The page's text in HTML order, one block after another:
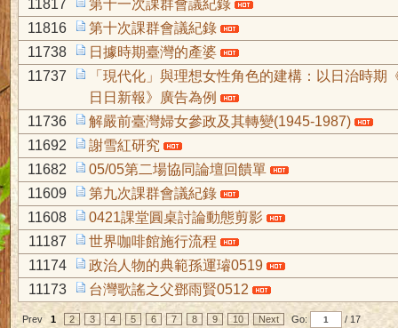
11817
第十一次課群會議紀錄
11816
第十次課群會議紀錄
11738
日據時期臺灣的產婆
11737
「現代化」與理想女性角色的建構：以日治時期
日日新報》廣告為例
11736
解嚴前臺灣婦女參政及其轉變(1945-1987)
11692
謝雪紅研究
11682
05/05第二場協同論壇回饋單
11609
第九次課群會議紀錄
11608
0421課堂圓桌討論動態剪影
11187
世界咖啡館施行流程
11174
政治人物的典範孫運璿0519
11173
台灣歌謠之父鄧雨賢0512
Prev 1 2 3 4 5 6 7 8 9 10 Next Go: / 17